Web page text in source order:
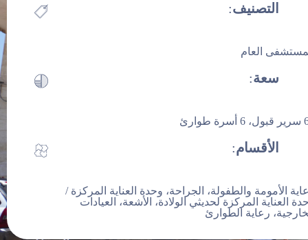
مستشفى
الأندلس
Facilities مستشفى الأندلس
التصنيف:
العام
سعة:
طوارئ
الأقسام:
الأمومة والطفولة، الجراحة، وحدة العناية المركزة /
العناية المركزة لحديثي الولادة، الأشعة، العيادات
رعاية الطوارئ